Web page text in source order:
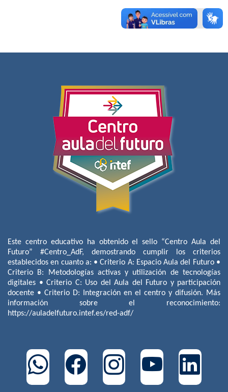
Este centro educativo ha obtenido el sello “Centro Aula del
Futuro” #Centro_AdF, demostrando cumplir los criterios
establecidos en cuanto a: • Criterio A: Espacio Aula del Futuro •
Criterio B: Metodologías activas y utilización de tecnologías
digitales • Criterio C: Uso del Aula del Futuro y participación
docente • Criterio D: Integración en el centro y difusión. Más
información sobre el reconocimiento:
https://auladelfuturo.intef.es/red-adf/